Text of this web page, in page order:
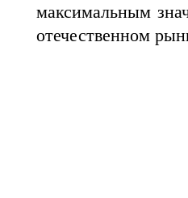
максимальным
отечественном